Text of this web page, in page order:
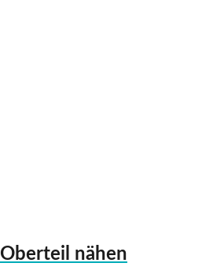
nähen